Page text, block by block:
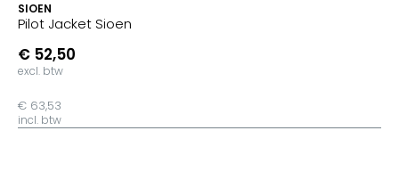
SIOEN
Pilot Jacket Sioen
€ 52,50
excl. btw
€ 63,53
incl. btw